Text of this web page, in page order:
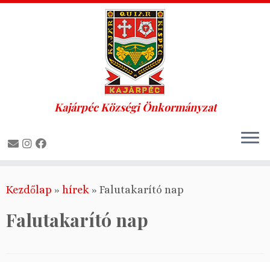
to
Kajárpéc Községi Önkormányzat
Kezdőlap » hírek » Falutakarító nap
Falutakarító nap